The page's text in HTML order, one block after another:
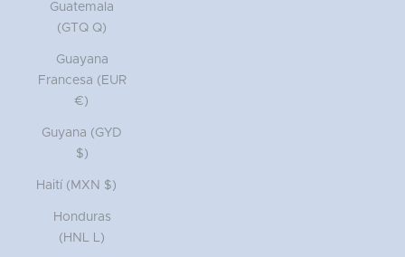
Guatemala
(GTQ Q)
Guayana
Francesa (EUR
€)
Guyana (GYD
$)
Haití (MXN $)
Honduras
(HNL L)